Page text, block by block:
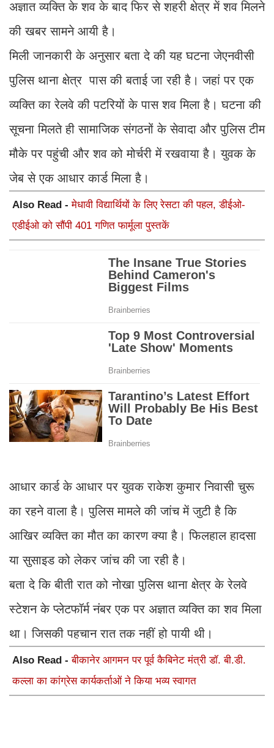
अज्ञात व्यक्ति के शव के बाद फिर से शहरी क्षेत्र में शव मिलने
की खबर सामने आयी है।
मिली जानकारी के अनुसार बता दे की यह घटना जेएनवीसी
पुलिस थाना क्षेत्र पास की बताई जा रही है। जहां पर एक
व्यक्ति का रेलवे की पटरियों के पास शव मिला है। घटना की
सूचना मिलते ही सामाजिक संगठनों के सेवादा और पुलिस टीम
मौके पर पहुंची और शव को मोर्चरी में रखवाया है। युवक के
जेब से एक आधार कार्ड मिला है।
Also Read -मेधावी विद्यार्थियों के लिए रेसटा की पहल, डीईओ-
एडीईओ को सौंपी 401 गणित फार्मूला पुस्तकें
आधार कार्ड के आधार पर युवक राकेश कुमार निवासी चुरू
का रहने वाला है। पुलिस मामले की जांच में जुटी है कि
आखिर व्यक्ति का मौत का कारण क्या है। फिलहाल हादसा
या सुसाइड को लेकर जांच की जा रही है।
बता दे कि बीती रात को नोखा पुलिस थाना क्षेत्र के रेलवे
स्टेशन के प्लेटफॉर्म नंबर एक पर अज्ञात व्यक्ति का शव मिला
था। जिसकी पहचान रात तक नहीं हो पायी थी।
Also Read -बीकानेर आगमन पर पूर्व कैबिनेट मंत्री डॉ. बी.डी.
कल्ला का कांग्रेस कार्यकर्ताओं ने किया भव्य स्वागत